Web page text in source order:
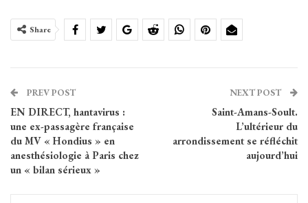
Share
PREV POST
EN DIRECT, hantavirus :
une ex-passagère française
du MV « Hondius » en
anesthésiologie à Paris chez
un « bilan sérieux »
NEXT POST
Saint-Amans-Soult.
L’ultérieur du
arrondissement se réfléchit
aujourd’hui